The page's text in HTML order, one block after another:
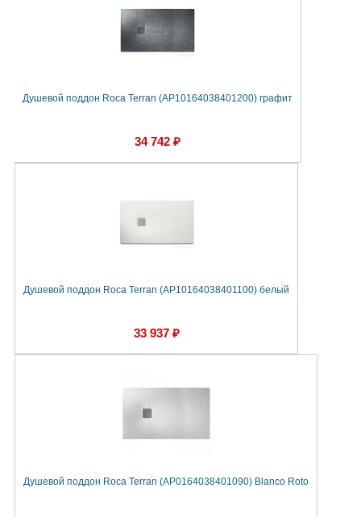
Душевой поддон Roca Terran (AP10164038401200) графит
34 742 ₽
Душевой поддон Roca Terran (AP10164038401100) белый
33 937 ₽
Душевой поддон Roca Terran (AP0164038401090) Blanco Roto